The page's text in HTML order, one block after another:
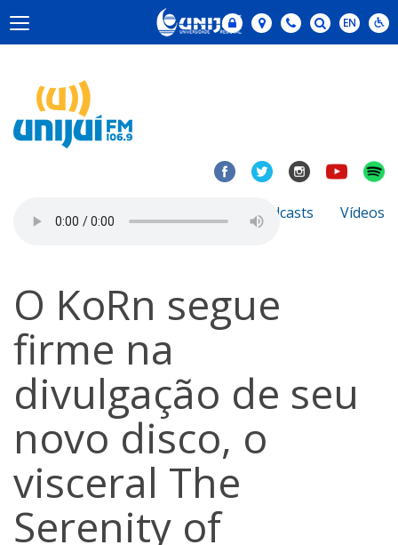
Notícias Podcasts Vídeos
O KoRn segue
firme na
divulgação de seu
novo disco, o
visceral The
Serenity of